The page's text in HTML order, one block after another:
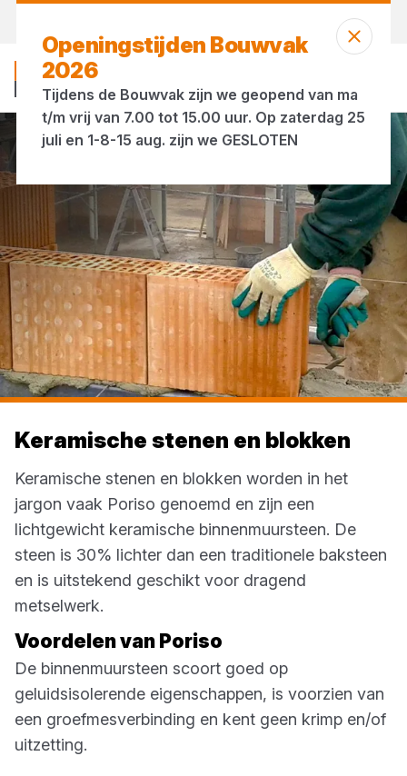
Keramische stenen en blokken
Keramische stenen en blokken
Keramische stenen en blokken worden in het
jargon vaak Poriso genoemd en zijn een
lichtgewicht keramische binnenmuursteen. De
steen is 30% lichter dan een traditionele baksteen
en is uitstekend geschikt voor dragend
metselwerk.
Voordelen van Poriso
De binnenmuursteen scoort goed op
geluidsisolerende eigenschappen, is voorzien van
een groefmesverbinding en kent geen krimp en/of
uitzetting.
Openingstijden Bouwvak
2026
Tijdens de Bouwvak zijn we geopend van ma
t/m vrij van 7.00 tot 15.00 uur. Op zaterdag 25
juli en 1-8-15 aug. zijn we GESLOTEN